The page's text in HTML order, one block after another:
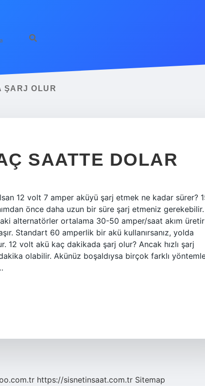
ŞARJ OLUR
SAATTE DOLAR
12 volt 7 amper aküyü şarj etmek ne kadar sürer?
önce daha uzun bir süre şarj etmeniz gerekebilir.
alternatörler ortalama 30-50 amper/saat akım
Standart 60 amperlik bir akü kullanırsanız, yolda
12 volt akü kaç dakikada şarj olur? Ancak hızlı şarj
olabilir. Akünüz boşaldıysa birçok farklı
https://sisnetinsaat.com.tr Sitemap